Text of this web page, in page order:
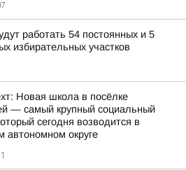
работать 54 постоянных и 5
избирательных участков
Новая школа в посёлке
— самый крупный социальный
сегодня возводится в
автономном округе